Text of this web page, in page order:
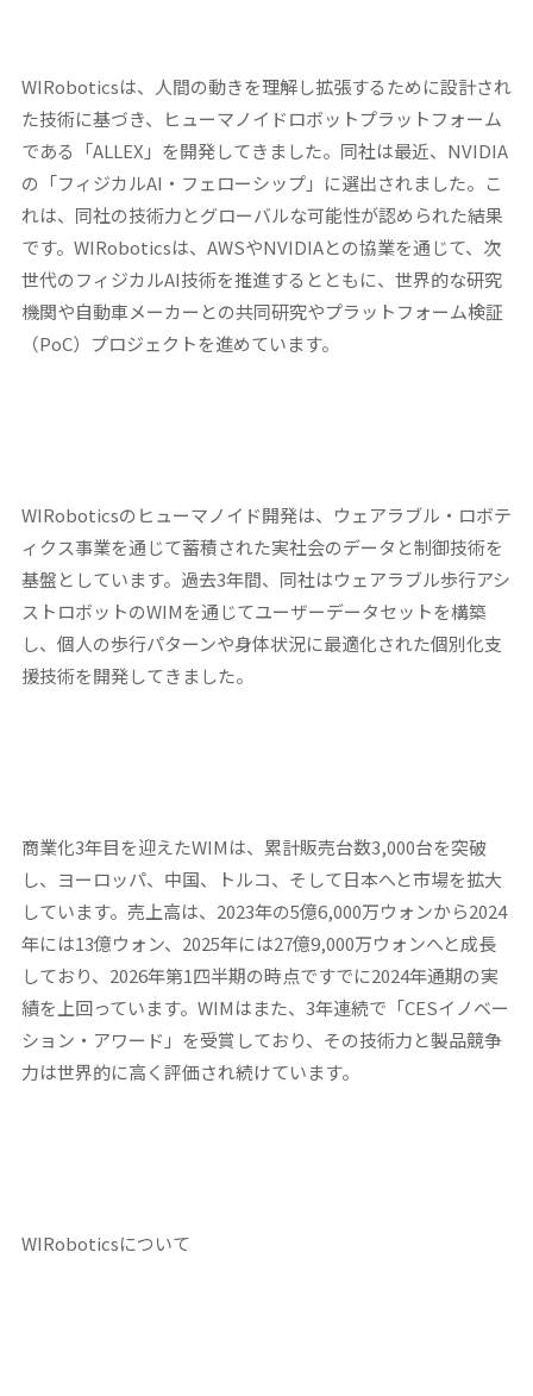
WIRoboticsは、人間の動きを理解し拡張するために設計され
た技術に基づき、ヒューマノイドロボットプラットフォーム
である「ALLEX」を開発してきました。同社は最近、NVIDIA
の「フィジカルAI・フェローシップ」に選出されました。こ
れは、同社の技術力とグローバルな可能性が認められた結果
です。WIRoboticsは、AWSやNVIDIAとの協業を通じて、次
世代のフィジカルAI技術を推進するとともに、世界的な研究
機関や自動車メーカーとの共同研究やプラットフォーム検証
（PoC）プロジェクトを進めています。
WIRoboticsのヒューマノイド開発は、ウェアラブル・ロボテ
ィクス事業を通じて蓄積された実社会のデータと制御技術を
基盤としています。過去3年間、同社はウェアラブル歩行アシ
ストロボットのWIMを通じてユーザーデータセットを構築
し、個人の歩行パターンや身体状況に最適化された個別化支
援技術を開発してきました。
商業化3年目を迎えたWIMは、累計販売台数3,000台を突破
し、ヨーロッパ、中国、トルコ、そして日本へと市場を拡大
しています。売上高は、2023年の5億6,000万ウォンから2024
年には13億ウォン、2025年には27億9,000万ウォンへと成長
しており、2026年第1四半期の時点ですでに2024年通期の実
績を上回っています。WIMはまた、3年連続で「CESイノベー
ション・アワード」を受賞しており、その技術力と製品競争
力は世界的に高く評価され続けています。
WIRoboticsについて